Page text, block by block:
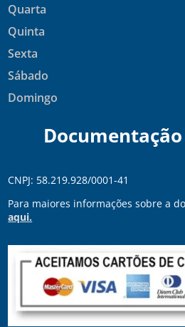
Quarta
Quinta
Sexta
Sábado
Domingo
CNPJ: 58.219.928/0001-41
Para maiores informações sobre a
aqui.